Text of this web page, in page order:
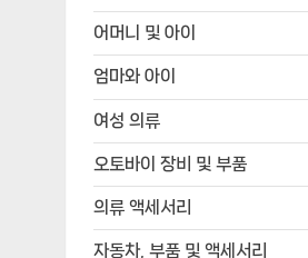
어머니 및 아이
엄마와 아이
여성 의류
오토바이 장비 및 부품
의류 액세서리
자동차, 부품 및 액세서리